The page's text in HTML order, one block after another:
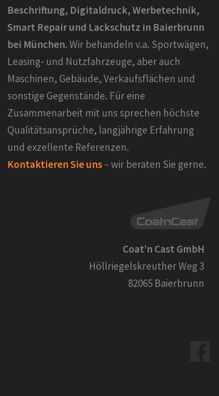
Beschriftung, Digitaldruck, Werbetechnik,
Smart Repair und Lackschutz in Baierbrunn
bei München.Wir behandeln v.a. Sportwägen,
Leasing- und Nutzfahrzeuge, aber auch
Maschinen, Gebäude, Verkaufsflächen und
sonstige Gegenstände. Für eine
Zusammenarbeit mit uns sprechen höchste
Qualitätsansprüche, langjährige Erfahrung
und exzellente Referenzen.
Kontaktieren Sie uns– wir beraten Sie gerne.
Coat’n Cast GmbH
Höllriegelskreuther Weg 3
82065 Baierbrunn